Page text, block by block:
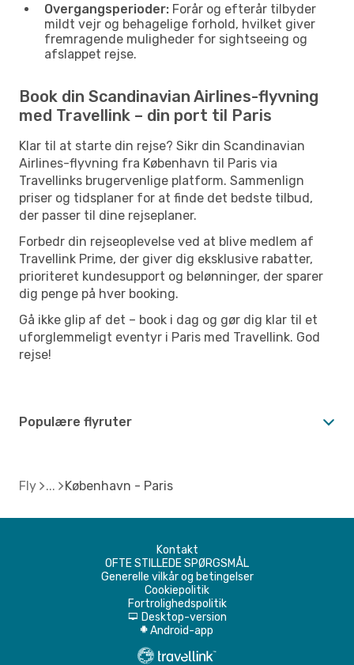
Overgangsperioder: Forår og efterår tilbyder
mildt vejr og behagelige forhold, hvilket giver
fremragende muligheder for sightseeing og
afslappet rejse.
Book din Scandinavian Airlines-flyvning
med Travellink – din port til Paris
Klar til at starte din rejse? Sikr din Scandinavian
Airlines-flyvning fra København til Paris via
Travellinks brugervenlige platform. Sammenlign
priser og tidsplaner for at finde det bedste tilbud,
der passer til dine rejseplaner.
Forbedr din rejseoplevelse ved at blive medlem af
Travellink Prime, der giver dig eksklusive rabatter,
prioriteret kundesupport og belønninger, der sparer
dig penge på hver booking.
Gå ikke glip af det – book i dag og gør dig klar til et
uforglemmeligt eventyr i Paris med Travellink. God
rejse!
Populære flyruter
Fly København - Paris
Kontakt
OFTE STILLEDE SPØRGSMÅL
Generelle vilkår og betingelser
Cookiepolitik
Fortrolighedspolitik
d Desktop-version
A Android-app